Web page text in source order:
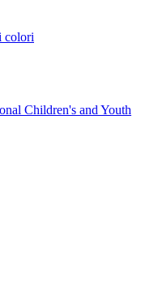
colori
Children's and Youth